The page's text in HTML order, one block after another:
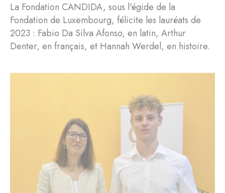
La Fondation CANDIDA, sous l'égide de la
Fondation de Luxembourg, félicite les lauréats de
2023 : Fabio Da Silva Afonso, en latin, Arthur
Denter, en français, et Hannah Werdel, en histoire.